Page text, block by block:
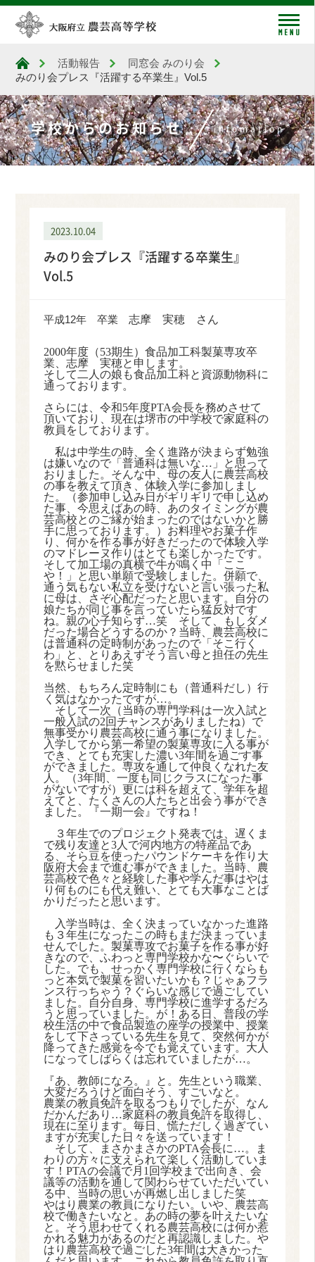
大阪府立農芸高等学校
活動報告
同窓会 みのり会
みのり会プレス『活躍する卒業生』Vol.5
学校からのお知らせ infomation
2023.10.04
みのり会プレス『活躍する卒業生』
Vol.5
平成12年 卒業志摩 実穂 さん
2000年度（53期生）食品加工科製菓専攻卒
業、志摩 実穂と申します。
そして二人の娘も食品加工科と資源動物科に
通っております。
さらには、令和5年度PTA会長を務めさせて
頂いており、現在は堺市の中学校で家庭科の
教員をしております。
私は中学生の時、全く進路が決まらず勉強
は嫌いなので「普通科は無いな… 」と思って
おりました。そんな中、母の友人に農芸高校
の事を教えて頂き、体験入学に参加しまし
た。（参加申し込み日がギリギリで申し込め
た事、今思えばあの時、あのタイミングが農
芸高校とのご縁が始まったのではないかと勝
手に思っております。）お料理やお菓子作
り、何かを作る事が好きだったので体験入学
のマドレーヌ作りはとても楽しかったです。
そして加工場の真横で牛が鳴く中「ここ
や！」と思い単願で受験しました。併願で、
通う気もない私立を受けないと言い張った私
に母は、さぞ心配だったと思います。自分の
娘たちが同じ事を言っていたら猛反対です
ね。親の心子知らず…笑 そして、もしダメ
だった場合どうするのか？当時、農芸高校に
は普通科の定時制があったので「そこ行く
わ」と、とりあえずそう言い母と担任の先生
を黙らせました笑
当然、もちろん定時制にも（普通科だし）行
く気はなかったですが…。
そして一次（当時の専門学科は一次入試と
一般入試の2回チャンスがありましたね）で
無事受かり農芸高校に通う事になりました。
入学してから第一希望の製菓専攻に入る事が
でき、とても充実した濃い3年間を過ごす事
ができました。専攻を通して仲良くなれた友
人。（3年間、一度も同じクラスになった事
がないですが）更には科を超えて、学年を超
えてと、たくさんの人たちと出会う事ができ
ました。『一期一会』ですね！
３年生でのプロジェクト発表では、遅くま
で残り友達と3 人で河内地方の特産品であ
る、そら豆を使ったパウンドケーキを作り大
阪府大会まで進む事ができました。当時、農
芸高校で色々と経験した事や学んだ事はやは
り何ものにも代え難い、とても大事なことば
かりだったと思います。
入学当時は、全く決まっていなかった進路
も３年生になったこの時もまだ決まっていま
せんでした。製菓専攻でお菓子を作る事が好
きなので、ふわっと専門学校かな〜ぐらいで
した。でも、せっかく専門学校に行くならも
っと本気で製菓を習いたいかも？じゃぁフラ
ンス行っちゃう？ぐらいな感じで過ごしてい
ました。自分自身、専門学校に進学するだろ
うと思っていました。が！ある日、普段の学
校生活の中で食品製造の座学の授業中、授業
をして下さっている先生を見て、突然何かが
降ってきた感覚を今でも覚えています。大人
になってしばらくは忘れていましたが…。
『あ、教師になろ。』と。先生という職業、
大変だろうけど面白そう、すごいなと。
農業の教員免許を取るつもりでしたが、なん
だかんだあり …家庭科の教員免許を取得し、
現在に至ります。毎日、慌ただしく過ぎてい
ますが充実した日々を送っています！
そして、まさかまさかのPTA会長に…。ま
わりの方々に支えられて楽しく活動していま
す！PTAの会議で月 1 回学校まで出向き、会
議等の活動を通して関わらせていただいてい
る中、当時の思いが再燃し出しました笑
やはり農業の教員になりたい。いや、農芸高
校で働きたいなと。あの時の夢を叶えたいな
と。そう思わせてくれる農芸高校には何か惹
かれる魅力があるのだと再認識しました。や
はり農芸高校で過ごした3年間は大きかった